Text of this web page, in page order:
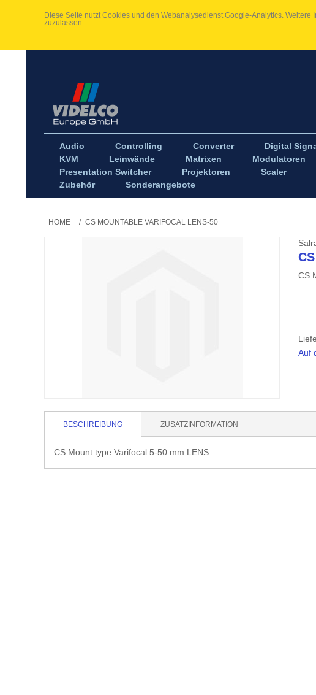
Diese Seite nutzt Cookies und den Webanalysedienst Google-Analytics. Weitere
zuzulassen.
Audio Controlling Converter Digital
KVM
Leinwände Matrixen Modulatoren
Presentation Switcher
Projektoren Scaler
Zubehör
Sonderangebote
HOME / CS MOUNTABLE VARIFOCAL LENS-50
CS
Auf
BESCHREIBUNG ZUSATZINFORMATION
CS Mount type Varifocal 5-50 mm LENS